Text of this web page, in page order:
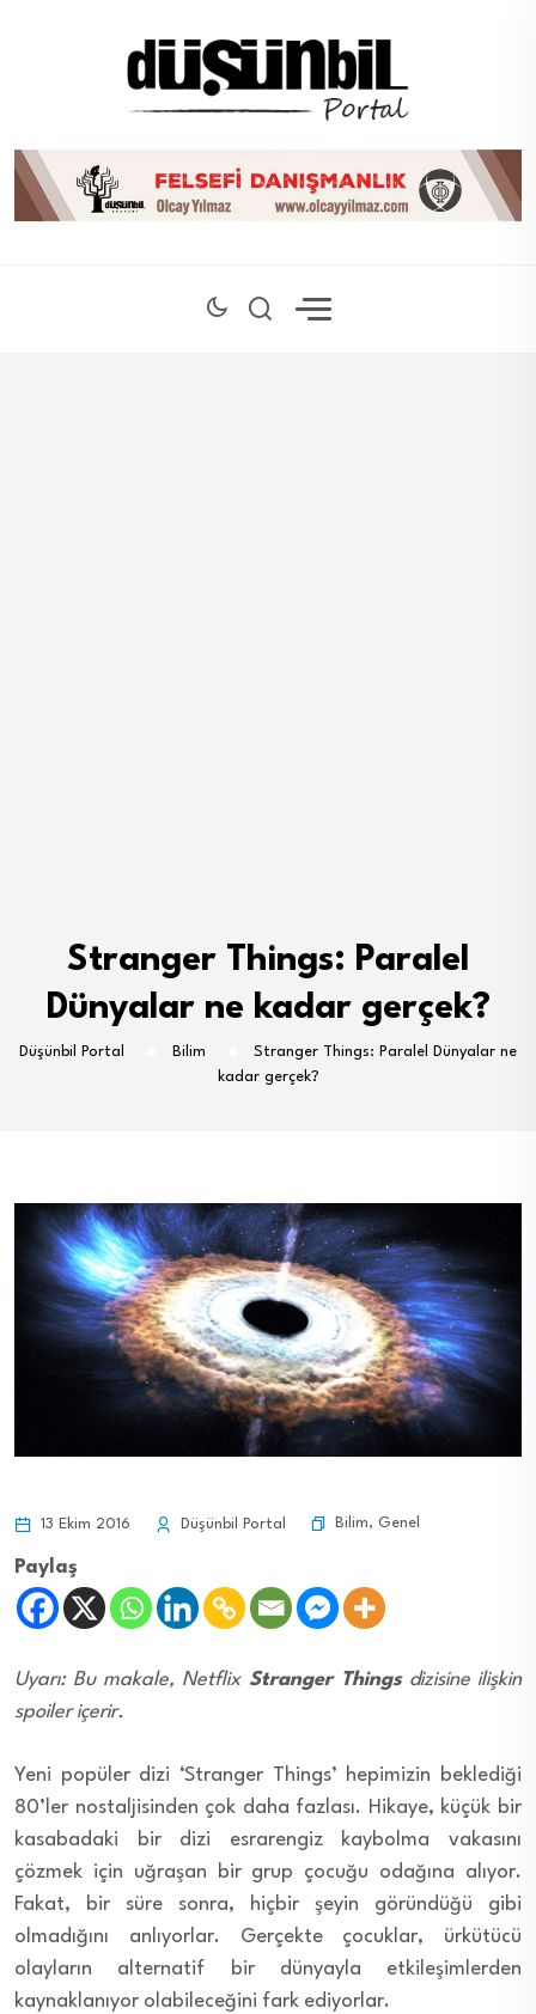
Stranger Things: Paralel
Dünyalar ne kadar gerçek?
Düşünbil Portal Bilim
Stranger Things: Paralel Dünyalar ne
kadar gerçek?
13 Ekim 2016 Düşünbil Portal Bilim, Genel
Paylaş
Uyarı: Bu makale, Netflix Stranger Thingsdizisine ilişkin
spoiler içerir.
Yeni popüler dizi ‘Stranger Things’ hepimizin beklediği
80’ler nostaljisinden çok daha fazlası. Hikaye, küçük bir
kasabadaki bir dizi esrarengiz kaybolma vakasını
çözmek için uğraşan bir grup çocuğu odağına alıyor.
Fakat, bir süre sonra, hiçbir şeyin göründüğü gibi
olmadığını anlıyorlar. Gerçekte çocuklar, ürkütücü
olayların alternatif bir dünyayla etkileşimlerden
kaynaklanıyor olabileceğini fark ediyorlar.